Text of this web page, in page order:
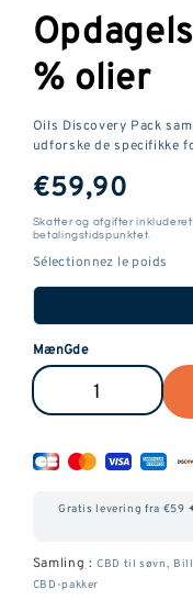
et
modalvindue
% olier
Oils Discovery Pack
udforske de specifikke
SædvanliG
pris
€59,90
Skatter og afgifter
betalingstidspunktet.
MænGde
Reducer
af
Oils
Pack
ForøG
af
Oils
Gratis levering fra €59
Samling :CBD til søvn,
CBD-pakker